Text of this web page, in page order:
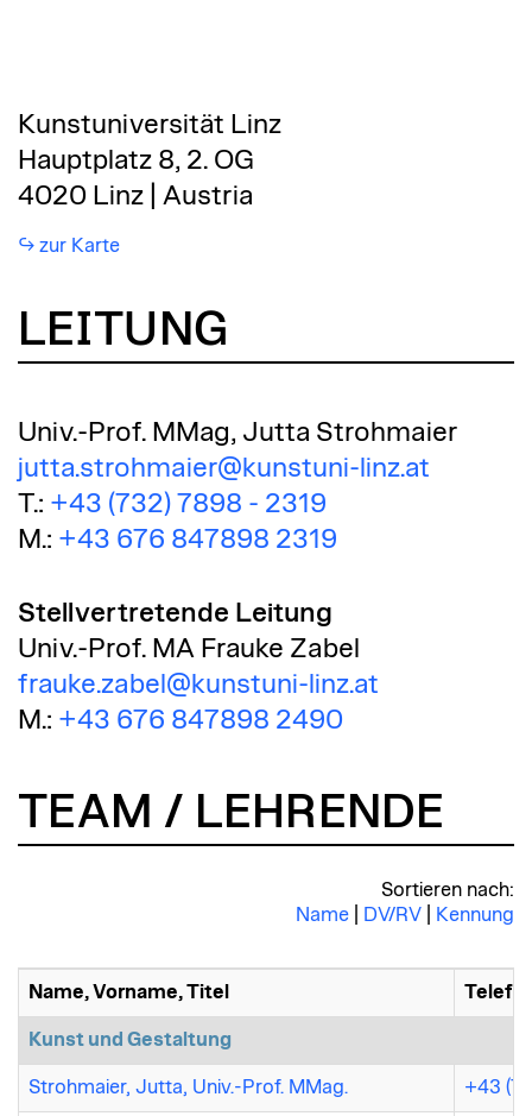
Kunstuniversität Linz
Hauptplatz 8, 2. OG
4020 Linz | Austria
zur Karte
LEITUNG
Univ.-Prof. MMag, Jutta Strohmaier
jutta.strohmaier@kunstuni-linz.at
T.: +43 (732) 7898 - 2319
M.: +43 676 847898 2319
Stellvertretende Leitung
Univ.-Prof. MA Frauke Zabel
frauke.zabel@kunstuni-linz.at
M.: +43 676 847898 2490
TEAM / LEHRENDE
Sortieren nach:
Name
DV/RV Kennung
Name, Vorname, Titel
Kunst und Gestaltung
Strohmaier, Jutta, Univ.-Prof. MMag. +43